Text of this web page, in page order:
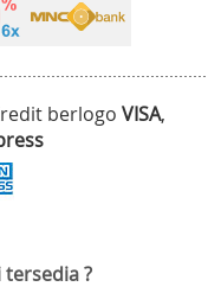
berlogo VISA,
?